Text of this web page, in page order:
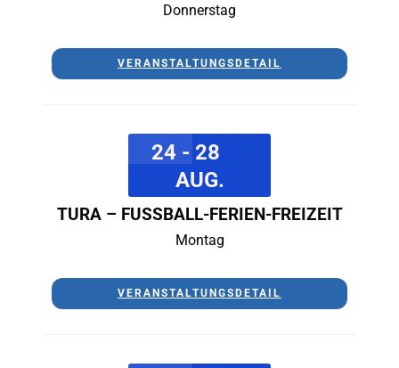
Donnerstag
VERANSTALTUNGSDETAIL
24 - 28
AUG.
TURA – FUSSBALL-FERIEN-FREIZEIT
Montag
VERANSTALTUNGSDETAIL